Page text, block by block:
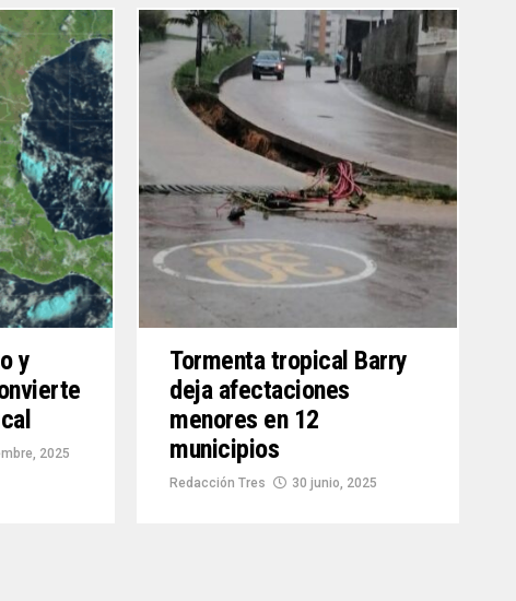
y
2025
Tormenta tropical Barry
deja afectaciones
menores en 12
municipios
Redacción Tres 30 junio, 2025